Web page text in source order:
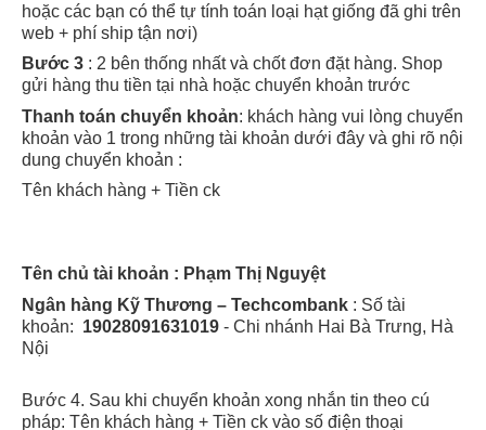
hoặc các bạn có thể tự tính toán loại hạt giống đã ghi trên
web + phí ship tận nơi)
Bước 3 : 2 bên thống nhất và chốt đơn đặt hàng. Shop
gửi hàng thu tiền tại nhà hoặc chuyển khoản trước
Thanh toán chuyển khoản: khách hàng vui lòng chuyển
khoản vào 1 trong những tài khoản dưới đây và ghi rõ nội
dung chuyển khoản :
Tên khách hàng + Tiền ck
Tên chủ tài khoản : Phạm Thị Nguyệt
Ngân hàng Kỹ Thương – Techcombank : Số tài
khoản: 19028091631019 - Chi nhánh Hai Bà Trưng, Hà
Nội
Bước 4. Sau khi chuyển khoản xong nhắn tin theo cú
pháp: Tên khách hàng + Tiền ck vào số điện thoại